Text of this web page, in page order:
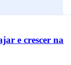
e crescer na